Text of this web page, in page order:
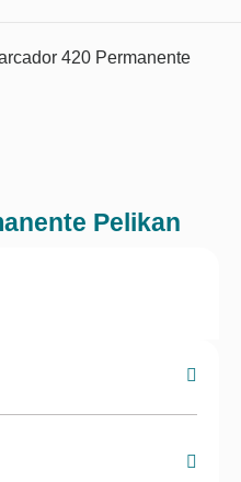
420 Permanente
Pelikan